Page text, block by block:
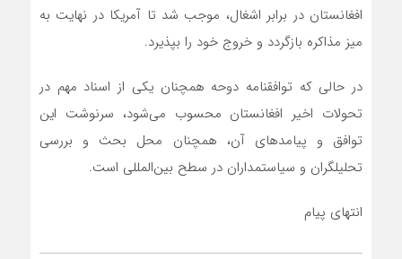
افغانستان در برابر اشغال، موجب شد تا آمریکا در نهایت به
میز مذاکره بازگردد و خروج خود را بپذیرد.
در حالی که توافقنامه دوحه همچنان یکی از اسناد مهم در
تحولات اخیر افغانستان محسوب می‌شود، سرنوشت این
توافق و پیامدهای آن، همچنان محل بحث و بررسی
تحلیلگران و سیاستمداران در سطح بین‌المللی است.
انتهای پیام